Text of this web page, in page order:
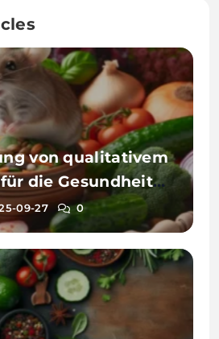
von qualitativem
die Gesundheit
09-27 0